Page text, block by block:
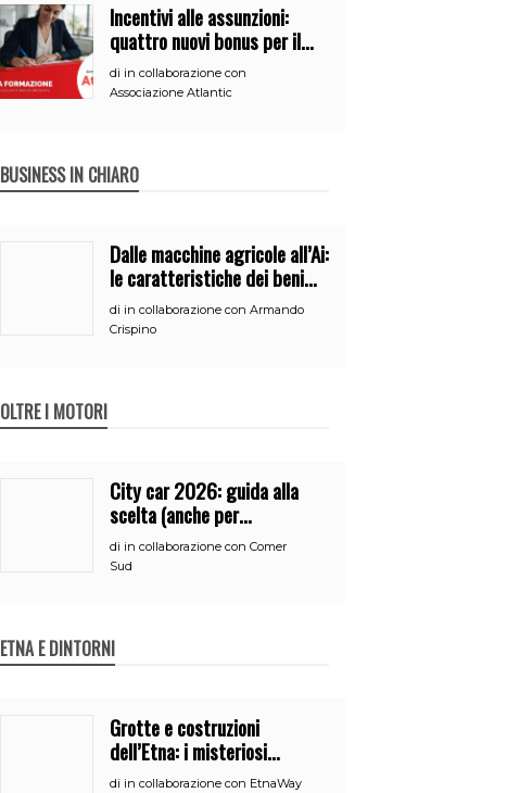
Incentivi alle assunzioni:
quattro nuovi bonus per il
2026
di in collaborazione con
Associazione Atlantic
BUSINESS IN CHIARO
Dalle macchine agricole all’Ai:
le caratteristiche dei beni
per accedere
all’iperammortamento
di in collaborazione con Armando
Crispino
OLTRE I MOTORI
City car 2026: guida alla
scelta (anche per
neopatentati)
di in collaborazione con Comer
Sud
ETNA E DINTORNI
Grotte e costruzioni
dell’Etna: i misteriosi
nascondigli del vulcano
di in collaborazione con EtnaWay